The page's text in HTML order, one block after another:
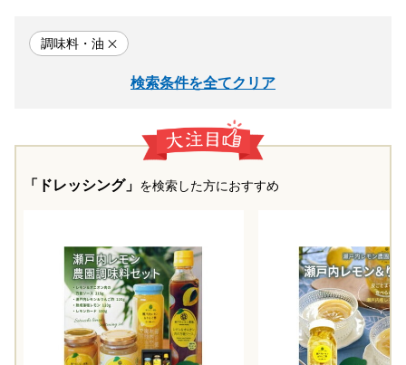
調味料・油
検索条件を全てクリア
「ドレッシング」 を検索した方におすすめ